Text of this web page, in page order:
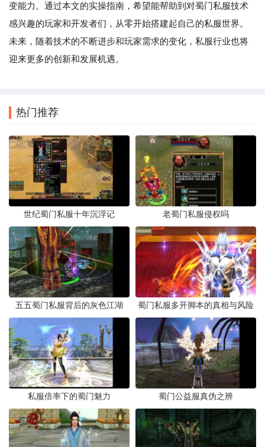
变能力。通过本文的实操指南，希望能帮助到对蜀门私服技术
感兴趣的玩家和开发者们，从零开始搭建起自己的私服世界。
未来，随着技术的不断进步和玩家需求的变化，私服行业也将
迎来更多的创新和发展机遇。
热门推荐
世纪蜀门私服十年沉浮记 老蜀门私服侵权吗
五五蜀门私服背后的灰色江湖 蜀门私服多开脚本的真相与风险
私服倍率下的蜀门魅力 蜀门公益服真伪之辨